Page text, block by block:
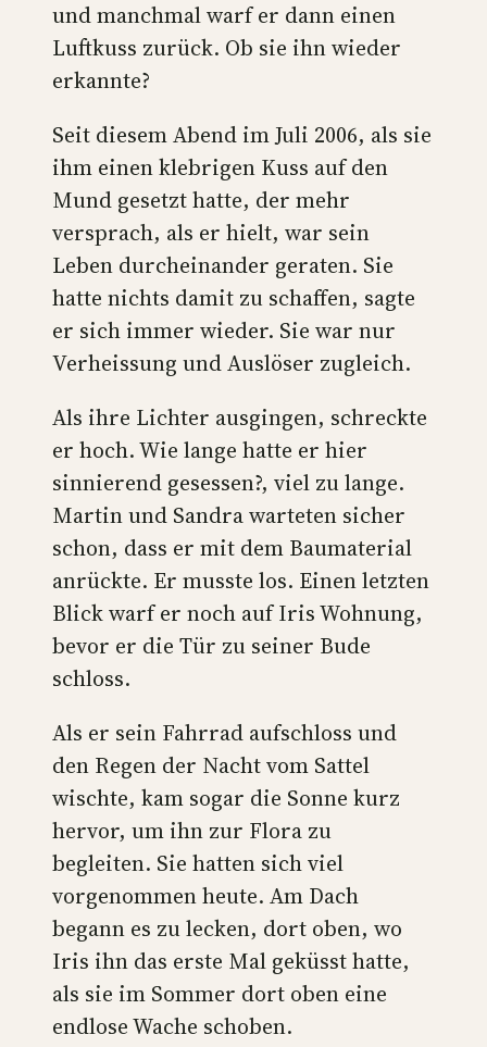
und manchmal warf er dann einen
Luftkuss zurück. Ob sie ihn wieder
erkannte?
Seit diesem Abend im Juli 2006, als sie
ihm einen klebrigen Kuss auf den
Mund gesetzt hatte, der mehr
versprach, als er hielt, war sein
Leben durcheinander geraten. Sie
hatte nichts damit zu schaffen, sagte
er sich immer wieder. Sie war nur
Verheissung und Auslöser zugleich.
Als ihre Lichter ausgingen, schreckte
er hoch. Wie lange hatte er hier
sinnierend gesessen?, viel zu lange.
Martin und Sandra warteten sicher
schon, dass er mit dem Baumaterial
anrückte. Er musste los. Einen letzten
Blick warf er noch auf Iris Wohnung,
bevor er die Tür zu seiner Bude
schloss.
Als er sein Fahrrad aufschloss und
den Regen der Nacht vom Sattel
wischte, kam sogar die Sonne kurz
hervor, um ihn zur Flora zu
begleiten. Sie hatten sich viel
vorgenommen heute. Am Dach
begann es zu lecken, dort oben, wo
Iris ihn das erste Mal geküsst hatte,
als sie im Sommer dort oben eine
endlose Wache schoben.